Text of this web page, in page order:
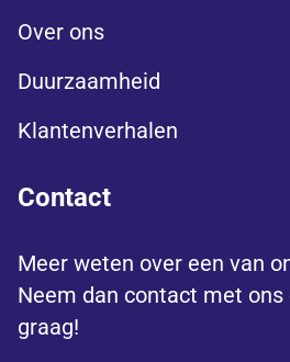
Over ons
Duurzaamheid
Klantenverhalen
Contact
Meer weten over een van
Neem dan contact met ons
graag!